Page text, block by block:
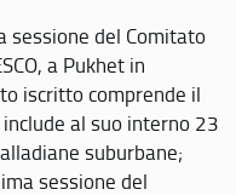
sessione del Comitato
a Pukhet in
iscritto comprende il
al suo interno 23
suburbane;
sessione del